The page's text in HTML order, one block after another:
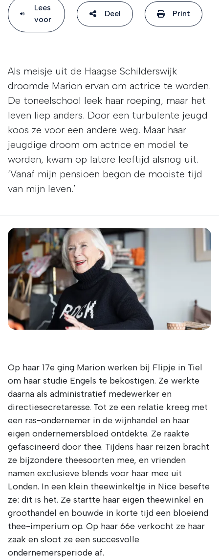
Lees
voor
Deel Print
Als meisje uit de Haagse Schilderswijk
droomde Marion ervan om actrice te worden.
De toneelschool leek haar roeping, maar het
leven liep anders. Door een turbulente jeugd
koos ze voor een andere weg. Maar haar
jeugdige droom om actrice en model te
worden, kwam op latere leeftijd alsnog uit.
‘Vanaf mijn pensioen begon de mooiste tijd
van mijn leven.’
Op haar 17e ging Marion werken bij Flipje in Tiel
om haar studie Engels te bekostigen. Ze werkte
daarna als administratief medewerker en
directiesecretaresse. Tot ze een relatie kreeg met
een ras-ondernemer in de wijnhandel en haar
eigen ondernemersbloed ontdekte. Ze raakte
gefascineerd door thee. Tijdens haar reizen bracht
ze bijzondere theesoorten mee, en vrienden
namen exclusieve blends voor haar mee uit
Londen. In een klein theewinkeltje in Nice besefte
ze: dit is het. Ze startte haar eigen theewinkel en
groothandel en bouwde in korte tijd een bloeiend
thee-imperium op. Op haar 66e verkocht ze haar
zaak en sloot ze een succesvolle
ondernemersperiode af.